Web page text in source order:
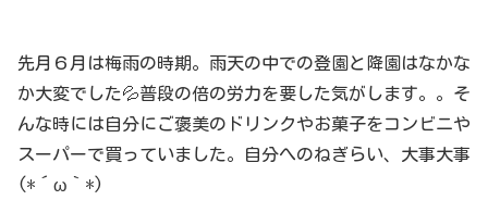
先月６月は梅雨の時期。雨天の中での登園と降園はなかな
か大変でした💦普段の倍の労力を要した気がします。。そ
んな時には自分にご褒美のドリンクやお菓子をコンビニや
スーパーで買っていました。自分へのねぎらい、大事大事
(*´ω｀*)